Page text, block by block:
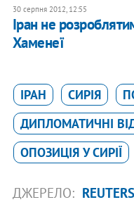
30 серпня 2012, 12:55
Іран не
Хаменеї
ІРАН СИРІЯ
ДИПЛОМАТИЧНІ
ОПОЗИЦІЯ У СИРІЇ
ДЖЕРЕЛО: REUTERS